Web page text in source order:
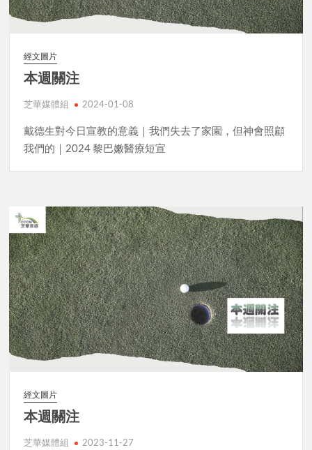
經文圖片
本週關注
芝華媒體組 2024-01-08
戴德生對今日宣教的意義｜我們失去了家園，但神會照顧
我們的｜2024 黎巴嫩醫療短宣
經文圖片
本週關注
芝華媒體組 2023-11-27